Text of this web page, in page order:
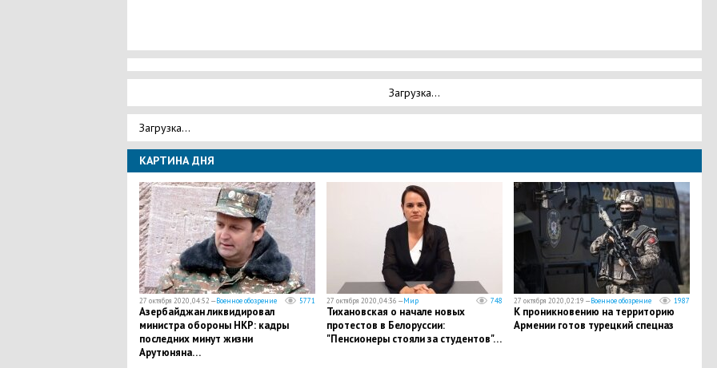
Загрузка...
Загрузка...
КАРТИНА ДНЯ
27 октября 2020, 04:52 —Военное обозрение 5771
​Азербайджан ликвидировал
министра обороны НКР: кадры
последних минут жизни
Арутюняна…
27 октября 2020, 04:36 —Мир 748
​Тихановская о начале новых
протестов в Белоруссии:
"Пенсионеры стояли за студентов"…
27 октября 2020, 02:19 —Военное обозрение 1987
К проникновению на территорию
Армении готов турецкий спецназ